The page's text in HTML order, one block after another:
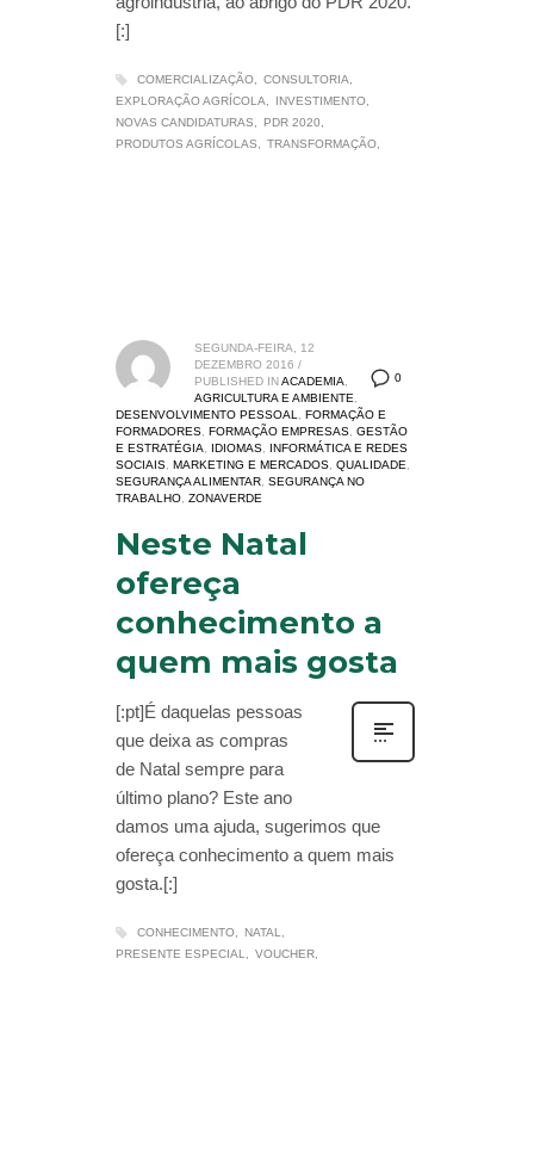
[:]
COMERCIALIZAÇÃO
CONSULTORIA
EXPLORAÇÃO AGRÍCOLA
INVESTIMENTO
NOVAS CANDIDATURAS
PDR 2020
PRODUTOS AGRÍCOLAS
TRANSFORMAÇÃO
0
SEGUNDA-FEIRA, 12
DEZEMBRO 2016 /
PUBLISHED IN ACADEMIA
AGRICULTURA E AMBIENTE
DESENVOLVIMENTO PESSOAL
,FORMAÇÃO E
FORMADORES ,FORMAÇÃO EMPRESAS ,GESTÃO
E ESTRATÉGIA
IDIOMAS
INFORMÁTICA E REDES
SOCIAIS ,MARKETING E MERCADOS ,QUALIDADE
SEGURANÇA ALIMENTAR ,SEGURANÇA NO
TRABALHO ,ZONAVERDE
Neste Natal
ofereça
conhecimento a
quem mais gosta
[:pt]É daquelas pessoas
que deixa as compras
de Natal sempre para
último plano? Este ano
damos uma ajuda, sugerimos que
ofereça conhecimento a quem mais
gosta.[:]
CONHECIMENTO
NATAL
PRESENTE ESPECIAL
VOUCHER